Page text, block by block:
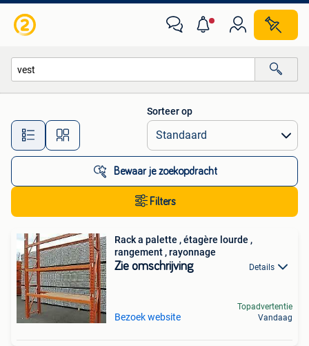
Alle afstanden…
Sorteer op
Bewaar je zoekopdracht
Filters
Rack a palette , étagère lourde ,
rangement , rayonnage
Zie omschrijving Details
Bezoek website
Topadvertentie
Vandaag